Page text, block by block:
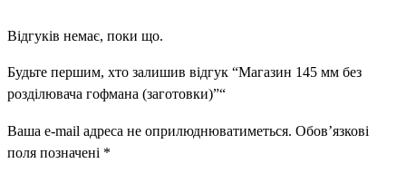
Відгуків немає, поки що.
Будьте першим, хто залишив відгук “Магазин 145 мм без
розділювача гофмана (заготовки)”“
Ваша e-mail адреса не оприлюднюватиметься. Обов’язкові
поля позначені *